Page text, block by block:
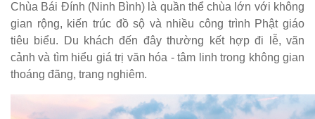
Chùa Bái Đính (Ninh Bình) là quần thể chùa lớn với không
gian rộng, kiến trúc đồ sộ và nhiều công trình Phật giáo
tiêu biểu. Du khách đến đây thường kết hợp đi lễ, vãn
cảnh và tìm hiểu giá trị văn hóa - tâm linh trong không gian
thoáng đãng, trang nghiêm.